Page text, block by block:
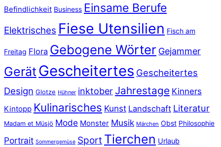
Befindlichkeit Business Einsame Berufe
Elektrisches Fiese Utensilien Fisch am
Freitag Flora Gebogene Wörter Gejammer
Gerät Gescheitertes Gescheitertes
Design Glotze Hühner inktober Jahrestage Kinners
Kintopp Kulinarisches Kunst Landschaft Literatur
Madam et Müsjö Mode Monster Musik Märchen Obst Philosophie
Portrait Sommergemüse Sport Tierchen Urlaub